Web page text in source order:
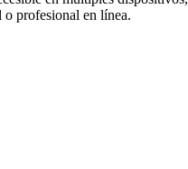
o profesional en línea.